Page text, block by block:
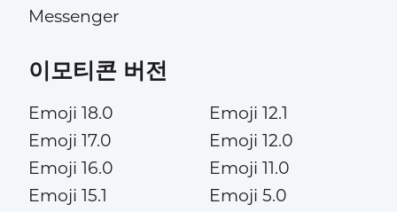
Messenger
이모티콘 버전
Emoji 18.0
Emoji 17.0
Emoji 16.0
Emoji 15.1
Emoji 12.1
Emoji 12.0
Emoji 11.0
Emoji 5.0